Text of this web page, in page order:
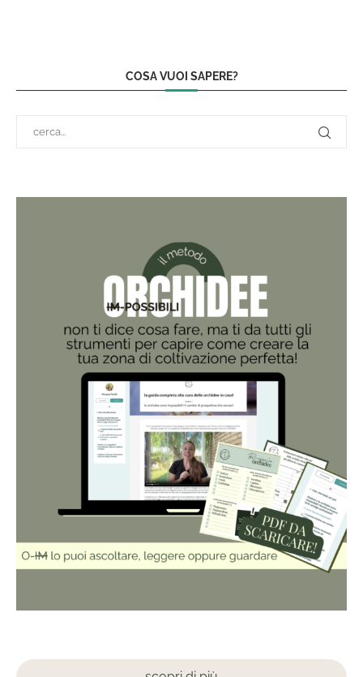
COSA VUOI SAPERE?